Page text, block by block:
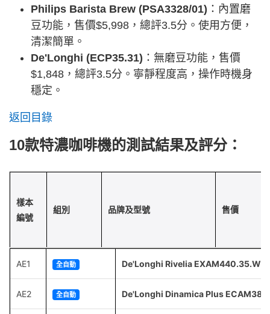
Philips Barista Brew (PSA3328/01) ：內置磨
豆功能，售價$5,998，總評3.5分。使用方便，
清潔簡單。
De'Longhi (ECP35.31) ：無磨豆功能，售價
$1,848，總評3.5分。寧靜程度高，操作時機身
穩定。
返回目錄
10款特濃咖啡機的測試結果及評分：
樣本
編號
組別 品牌及型號 售價
AE1 全自動 De'Longhi Rivelia EXAM440.35.W
AE2 全自動 De'Longhi Dinamica Plus